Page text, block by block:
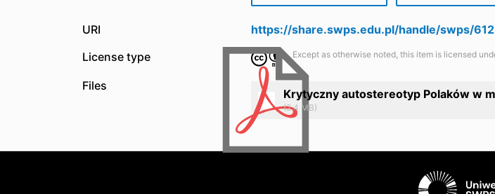
URI
https://share.swps.edu.pl/handle/swps/612
License type
Except as otherwise noted, this item is licensed
Files
Krytyczny autostereotyp Polaków w
(2.4 MB)